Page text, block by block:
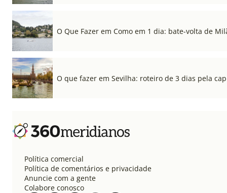
O Que Fazer em Como em 1 dia: bate-volta de
O que fazer em Sevilha: roteiro de 3 dias pela
Política comercial
Política de comentários e privacidade
Anuncie com a gente
Colabore conosco